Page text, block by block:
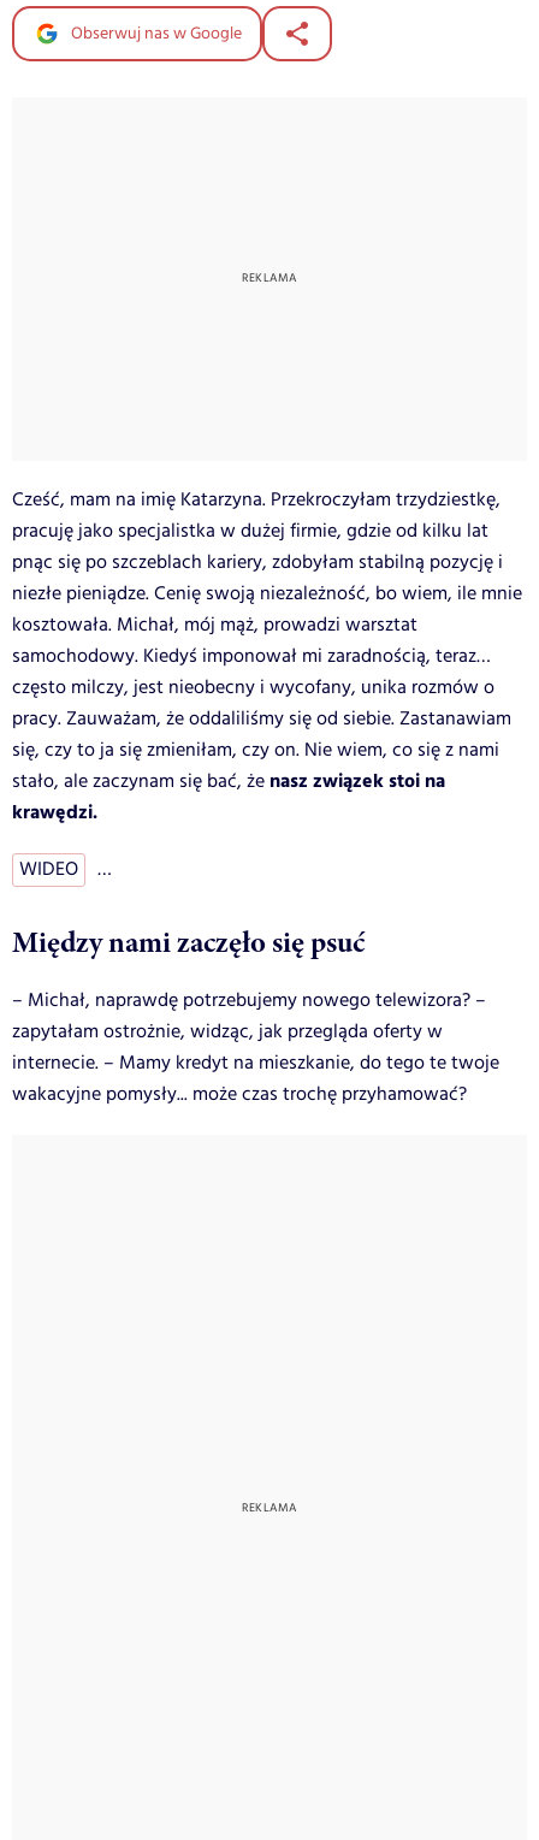
Obserwuj nas w Google
Cześć, mam na imię Katarzyna. Przekroczyłam trzydziestkę,
pracuję jako specjalistka w dużej firmie, gdzie od kilku lat
pnąc się po szczeblach kariery, zdobyłam stabilną pozycję i
niezłe pieniądze. Cenię swoją niezależność, bo wiem, ile mnie
kosztowała. Michał, mój mąż, prowadzi warsztat
samochodowy. Kiedyś imponował mi zaradnością, teraz…
często milczy, jest nieobecny i wycofany, unika rozmów o
pracy.Zauważam, że oddaliliśmy się od siebie. Zastanawiam
się, czy to ja się zmieniłam, czy on. Nie wiem, co się z nami
stało, ale zaczynam się bać, że nasz związek stoi na
krawędzi.
WIDEO …
Między nami zaczęło się psuć
– Michał, naprawdę potrzebujemy nowego telewizora? –
zapytałam ostrożnie, widząc, jak przegląda oferty w
internecie. – Mamy kredyt na mieszkanie, do tego te twoje
wakacyjne pomysły... może czas trochę przyhamować?